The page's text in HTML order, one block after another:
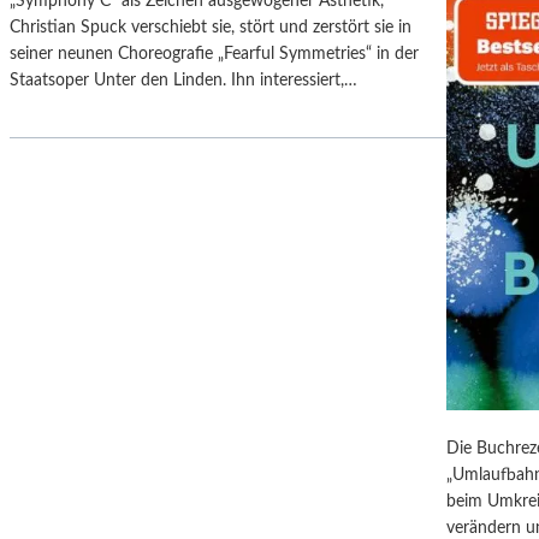
A
U
S
S
T
E
L
L
U
N
G
S
B
R
I
H
T
–
N
D
E
R
N
E
S
“
I
N
D
E
G
A
E
R
I
Christian Spuck verschiebt sie, stört und zerstört sie in
seiner neunen Choreografie „Fearful Symmetries“ in der
Staatsoper Unter den Linden. Ihn interessiert,…
Die
beim
verändern